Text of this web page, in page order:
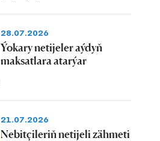
28.07.2026
Ýokary netijeler aýdyň
maksatlara atarýar
21.07.2026
Nebitçileriň netijeli zähmeti